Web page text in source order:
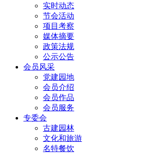
实时动态
节会活动
项目考察
媒体摘要
政策法规
公示公告
会员风采
党建园地
会员介绍
会员作品
会员服务
专委会
古建园林
文化和旅游
名特餐饮